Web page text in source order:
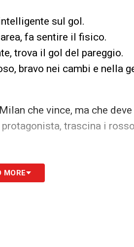
sul gol.
fa sentire il fisico.
trova il gol del pareggio.
bravo nei cambi e nella
che vince, ma che
trascina i
MORE